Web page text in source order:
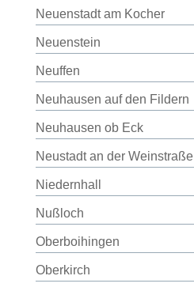
Neuenstadt am Kocher
Neuenstein
Neuffen
Neuhausen auf den Fildern
Neuhausen ob Eck
Neustadt an der Weinstraße
Niedernhall
Nußloch
Oberboihingen
Oberkirch